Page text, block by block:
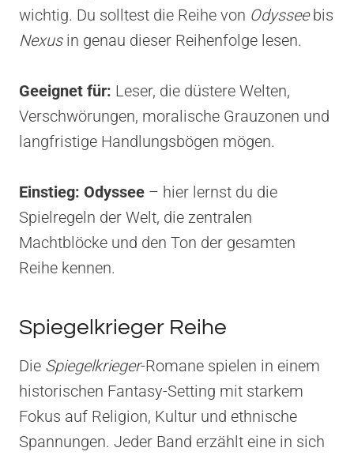
wichtig. Du solltest die Reihe von Odysseebis
Nexusin genau dieser Reihenfolge lesen.
Geeignet für: Leser, die düstere Welten,
Verschwörungen, moralische Grauzonen und
langfristige Handlungsbögen mögen.
Einstieg: Odyssee – hier lernst du die
Spielregeln der Welt, die zentralen
Machtblöcke und den Ton der gesamten
Reihe kennen.
Spiegelkrieger Reihe
Die Spiegelkrieger-Romane spielen in einem
historischen Fantasy-Setting mit starkem
Fokus auf Religion, Kultur und ethnische
Spannungen. Jeder Band erzählt eine in sich